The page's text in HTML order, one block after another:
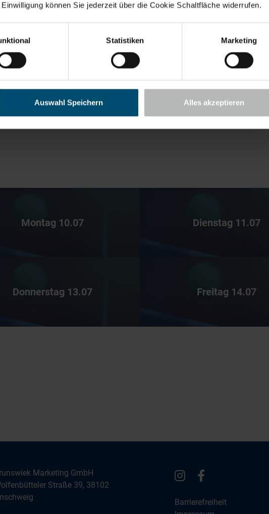
können Sie jederzeit über die Cookie Schaltfläche widerrufen.
Statistiken Marketing
Auswahl Speichern Alles akzeptieren
Montag 10.07 Dienstag 11.07
Donnerstag 13.07 Freitag 14.07
Marketing GmbH
Maps:
Straße 39, 38102
Instagram
Barrierefreiheit